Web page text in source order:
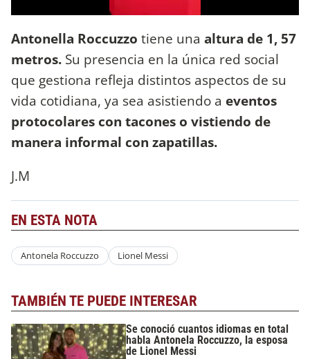
Antonella Roccuzzo tiene una altura de 1, 57
metros. Su presencia en la única red social
que gestiona refleja distintos aspectos de su
vida cotidiana, ya sea asistiendo a eventos
protocolares con tacones o vistiendo de
manera informal con zapatillas.
J.M
EN ESTA NOTA
Antonela Roccuzzo Lionel Messi
TAMBIÉN TE PUEDE INTERESAR
Se conoció cuantos idiomas en total
habla Antonela Roccuzzo, la esposa
de Lionel Messi